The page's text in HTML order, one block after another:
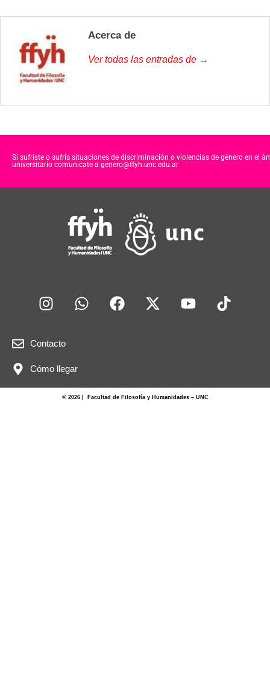
Acerca de
Ver todas las entradas de →
Si sufriste o sufris situaciones de discriminación o violencias de género en el
universitario comunicate a genero@ffyh.unc.edu.ar
Contacto
Cómo llegar
© 2026 | Facultad de Filosofía y Humanidades – UNC